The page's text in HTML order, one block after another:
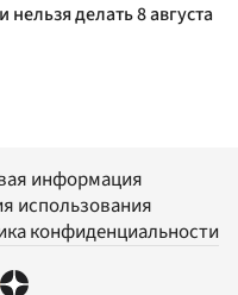
делать 8 августа
информация
использования
конфиденциальности